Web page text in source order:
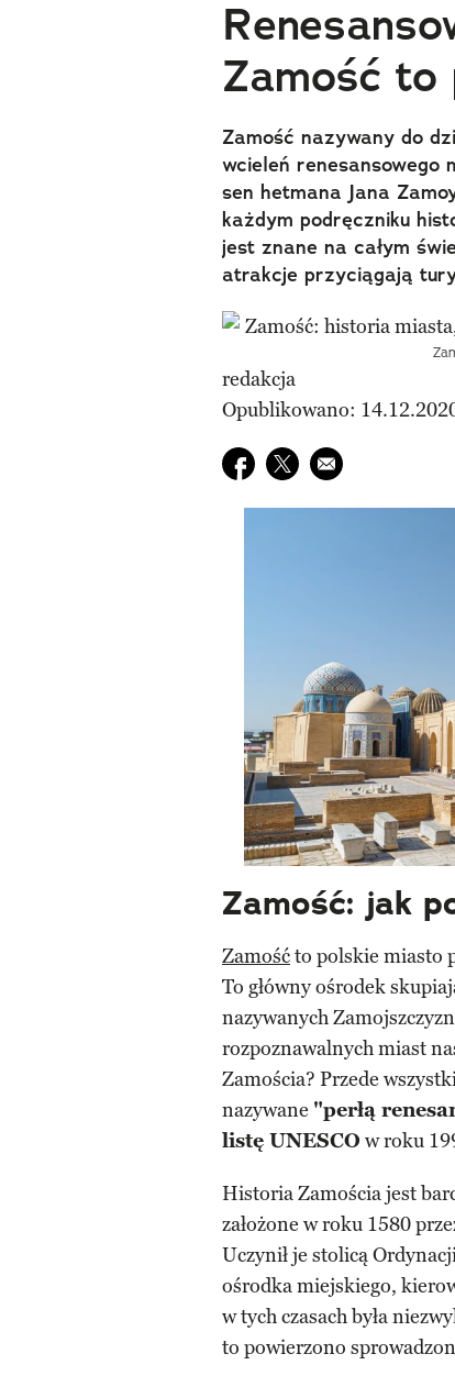
Zamość to
Zamość nazywany do
wcieleń renesansowego
sen hetmana Jana
każdym podręczniku
jest znane na całym
atrakcje przyciągają
redakcja
Opublikowano:
Udostępnij na facebook
Udostępnij na twitter
E-mail do
Zamość: jak
Zamośćto polskie miasto
To główny ośrodek
nazywanych
rozpoznawalnych miast
Zamościa? Przede
nazywane "perłą
listę UNESCO w roku
Historia Zamościa jest
założone w roku 1580
Uczynił je stolicą
ośrodka miejskiego,
w tych czasach była
to powierzono